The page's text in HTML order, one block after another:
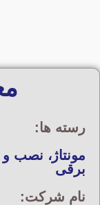
رسته ها:
مونتاژ، نصب و
برقی
نام شرکت: